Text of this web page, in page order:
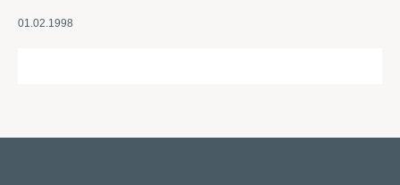
01.02.1998